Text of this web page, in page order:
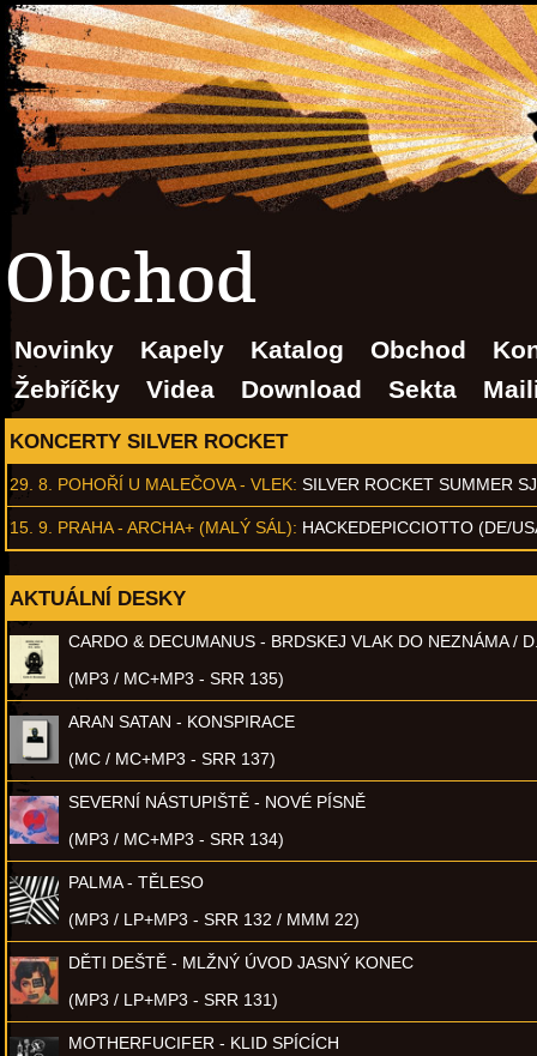
Obchod
Novinky Kapely Katalog Obchod
Žebříčky
Videa Download Sekta
KONCERTY SILVER ROCKET
29. 8. POHOŘÍ U MALEČOVA - VLEK: SILVER ROCKET SUMMER
15. 9. PRAHA - ARCHA+ (MALÝ SÁL): HACKEDEPICCIOTTO (DE/
AKTUÁLNÍ DESKY
CARDO & DECUMANUS - BRDSKEJ VLAK DO NEZNÁMA /
(MP3 / MC+MP3 - SRR 135)
ARAN SATAN - KONSPIRACE
(MC / MC+MP3 - SRR 137)
SEVERNÍ NÁSTUPIŠTĚ - NOVÉ PÍSNĚ
(MP3 / MC+MP3 - SRR 134)
PALMA - TĚLESO
(MP3 / LP+MP3 - SRR 132 / MMM 22)
DĚTI DEŠTĚ - MLŽNÝ ÚVOD JASNÝ KONEC
(MP3 / LP+MP3 - SRR 131)
MOTHERFUCIFER - KLID SPÍCÍCH